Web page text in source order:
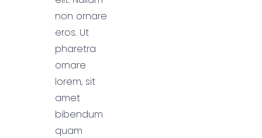
non ornare
eros. Ut
pharetra
ornare
lorem, sit
amet
bibendum
quam